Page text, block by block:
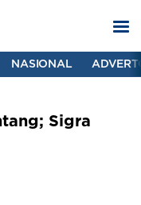
NASIONAL
Sigra